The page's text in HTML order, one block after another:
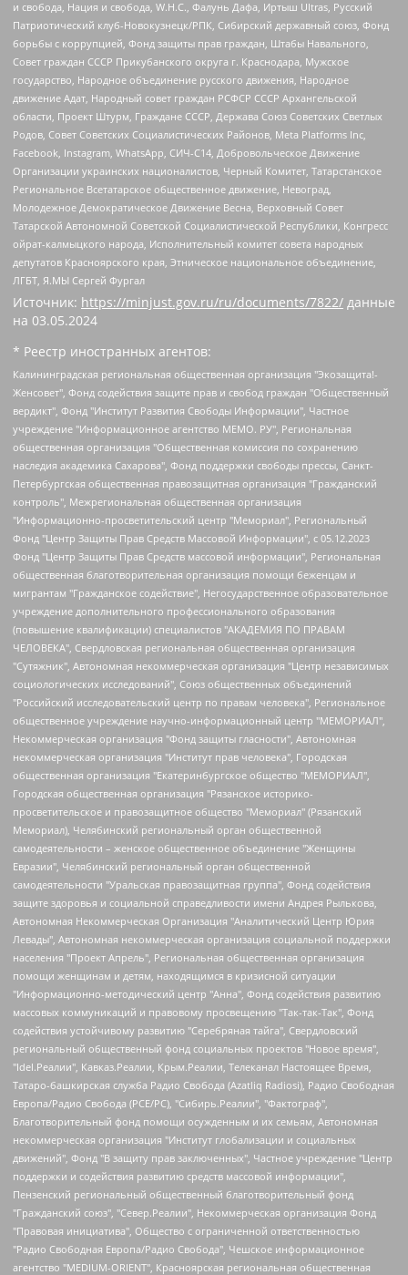
и свобода, Нация и свобода, W.H.С., Фалунь Дафа, Иртыш Ultras, Русский
Патриотический клуб-Новокузнецк/РПК, Сибирский державный союз, Фонд
борьбы с коррупцией, Фонд защиты прав граждан, Штабы Навального,
Совет граждан СССР Прикубанского округа г. Краснодара, Мужское
государство, Народное объединение русского движения, Народное
движение Адат, Народный совет граждан РСФСР СССР Архангельской
области, Проект Штурм, Граждане СССР, Держава Союз Советских Светлых
Родов, Совет Советских Социалистических Районов, Meta Platforms Inc,
Facebook, Instagram, WhatsApp, СИЧ-С14, Добровольческое Движение
Организации украинских националистов, Черный Комитет, Татарстанское
Региональное Всетатарское общественное движение, Невоград,
Молодежное Демократическое Движение Весна, Верховный Совет
Татарской Автономной Советской Социалистической Республики, Конгресс
ойрат-калмыцкого народа, Исполнительный комитет совета народных
депутатов Красноярского края, Этническое национальное объединение,
ЛГБТ, Я.МЫ Сергей Фургал
Источник: https://minjust.gov.ru/ru/documents/7822/ данные
на 03.05.2024
* Реестр иностранных агентов:
Калининградская региональная общественная организация "Экозащита!-Женсовет", Фонд содействия защите прав и свобод граждан "Общественный вердикт", Фонд "Институт Развития Свободы Информации", Частное учреждение "Информационное агентство МЕМО. РУ", Региональная общественная организация "Общественная комиссия по сохранению наследия академика Сахарова", Фонд поддержки свободы прессы, Санкт-Петербургская общественная правозащитная организация "Гражданский контроль", Межрегиональная общественная организация "Информационно-просветительский центр "Мемориал", Региональный Фонд "Центр Защиты Прав Средств Массовой Информации", с 05.12.2023 Фонд "Центр Защиты Прав Средств массовой информации", Региональная общественная благотворительная организация помощи беженцам и мигрантам "Гражданское содействие", Негосударственное образовательное учреждение дополнительного профессионального образования (повышение квалификации) специалистов "АКАДЕМИЯ ПО ПРАВАМ ЧЕЛОВЕКА", Свердловская региональная общественная организация "Сутяжник", Автономная некоммерческая организация "Центр независимых социологических исследований", Союз общественных объединений "Российский исследовательский центр по правам человека", Региональное общественное учреждение научно-информационный центр "МЕМОРИАЛ", Некоммерческая организация "Фонд защиты гласности", Автономная некоммерческая организация "Институт прав человека", Городская общественная организация "Екатеринбургское общество "МЕМОРИАЛ", Городская общественная организация "Рязанское историко-просветительское и правозащитное общество "Мемориал" (Рязанский Мемориал), Челябинский региональный орган общественной самодеятельности – женское общественное объединение "Женщины Евразии", Челябинский региональный орган общественной самодеятельности "Уральская правозащитная группа", Фонд содействия защите здоровья и социальной справедливости имени Андрея Рылькова, Автономная Некоммерческая Организация "Аналитический Центр Юрия Левады", Автономная некоммерческая организация социальной поддержки населения "Проект Апрель", Региональная общественная организация помощи женщинам и детям, находящимся в кризисной ситуации "Информационно-методический центр "Анна", Фонд содействия развитию массовых коммуникаций и правовому просвещению "Так-так-Так", Фонд содействия устойчивому развитию "Серебряная тайга", Свердловский региональный общественный фонд социальных проектов "Новое время", "Idel.Реалии", Кавказ.Реалии, Крым.Реалии, Телеканал Настоящее Время, Татаро-башкирская служба Радио Свобода (Azatliq Radiosi), Радио Свободная Европа/Радио Свобода (PCE/PC), "Сибирь.Реалии", "Фактограф", Благотворительный фонд помощи осужденным и их семьям, Автономная некоммерческая организация "Институт глобализации и социальных движений", Фонд "В защиту прав заключенных", Частное учреждение "Центр поддержки и содействия развитию средств массовой информации", Пензенский региональный общественный благотворительный фонд "Гражданский союз", "Север.Реалии", Некоммерческая организация Фонд "Правовая инициатива", Общество с ограниченной ответственностью "Радио Свободная Европа/Радио Свобода", Чешское информационное агентство "MEDIUM-ORIENT", Красноярская региональная общественная организация "Мы против СПИДа", Камалягин Денис Николаевич, Маркелов Сергей Евгеньевич, Пономарев Лев Александрович, Савицкая Людмила Алексеевна, Автономная некоммерческая организация "Центр по работе с проблемой насилия "НАСИЛИЮ.НЕТ", Межрегиональный профессиональный союз работников здравоохранения "Альянс врачей", Юридическое лицо, зарегистрированное в Латвийской Республике, SIA "Medusa Project" (регистрационный номер 40103797863, дата регистрации 10.06.2014), Некоммерческая организация "Фонд по борьбе с коррупцией", Автономная некоммерческая организация "Институт права и публичной политики", Баданин Роман Сергеевич, Гликин Максим Александрович, Железнова Мария Михайловна, Лукьянова Юлия Сергеевна, Маетная Елизавета Витальевна, Маняхин Петр Борисович, Чуракова Ольга Владимировна, Ярош Юлия Петровна, Юридическое лицо "The Insider SIA", зарегистрированное в Риге, Латвийская Республика (дата регистрации 26.06.2015), являющееся администратором доменного имени интернет-издания "The Insider SIA", https://theins.ru, Постернак Алексей Евгеньевич, Рубин Михаил Аркадьевич, Анин Роман Александрович, Юридическое лицо Istories fonds, зарегистрированное в Латвийской Республике (регистрационный номер 50008295751, дата регистрации 24.02.2020), Великовский Дмитрий Александрович, Долинина Ирина Николаевна, Мароховская Алеся Алексеевна, Шлейнов Роман Юрьевич, Шмагун Олеся Валентиновна, Общество с ограниченной ответственностью "Альтаир 2021", Общество с ограниченной ответственностью "Вега 2021", Общество с ограниченной ответственностью "Главный редактор 2021", Общество с ограниченной ответственностью "Ромашки монолит", Важенков Артем Валерьевич, Ивановская областная общественная организация "Центр гендерных исследований", Гурман Юрий Альбертович, Медиапроект "ОВД-Инфо", Егоров Владимир Владимирович, Жилинский Владимир Александрович, Общество с ограниченной ответственностью "ЗП", Иванова София Юрьевна, Карезина Инна Павловна, Кильтау Екатерина Викторовна, Петров Алексей Викторович, Пискунов Сергей Евгеньевич, Смирнов Сергей Сергеевич, Тихонов Михаил Сергеевич, Общество с ограниченной ответственностью "ЖУРНАЛИСТ-ИНОСТРАННЫЙ АГЕНТ", Арапова Галина Юрьевна, Вольтская Татьяна Анатольевна, Американская компания "Mason G.E.S. Anonymous Foundation" (США), являющаяся владельцем интернет-издания https://mnews.world/, Компания "Stichting Bellingcat", зарегистрированная в Нидерландах (дата регистрации 11.07.2018), Захаров Андрей Вячеславович, Клепиковская Екатерина Дмитриевна, Общество с ограниченной ответственностью "МЕМО", Перл Роман Александрович, Симонов Евгений Алексеевич, Соловьева Елена Анатольевна, Сотников Даниил Владимирович, Сурначева Елизавета Дмитриевна, Автономная некоммерческая организация по защите прав человека и информированию населения "Якутия – Наше Мнение", Общество с ограниченной ответственностью "Москоу диджитал медиа", с 26.01.2023 Общество с ограниченной ответственностью "Чайка Белые сады", Ветошкина Валерия Валерьевна, Заговора Максим Александрович, Межрегиональное общественное движение "Российская ЛГБТ - сеть", Оленичев Максим Владимирович, Павлов Иван Юрьевич, Скворцова Елена Сергеевна, Общество с ограниченной ответственностью "Как бы инагент", Кочетков Игорь Викторович, Общество с ограниченной ответственностью "Честные выборы", Еланчик Олег Александрович, Общество с ограниченной ответственностью "Нобелевский призыв", Гималова Регина Эмилевна, Григорьев Андрей Валерьевич, Григорьева Алина Александровна, Ассоциация по содействию защите прав призывников, альтернативнослужащих и военнослужащих "Правозащитная группа "Гражданин.Армия.Право", Хисамова Регина Фаритовна, Автономная некоммерческая организация по реализации социально-правовых программ "Лилит", Дальневосточное общественное движение "Маяк", Санкт-Петербургская ЛГБТ-инициативная группа "Выход", Инициативная группа ЛГБТ+ "Реверс", Алексеев Андрей Викторович, Бекбулатова Таисия Львовна, Беляев Иван Михайлович, Владыкина Елена Сергеевна, Гельман Марат Александрович, Никульшина Вероника Юрьевна, Толоконникова Надежда Андреевна, Шендерович Виктор Анатольевич, Общество с ограниченной ответственностью "Данное сообщение", Общество с ограниченной ответственностью Издательский дом "Новая глава", Айнбиндер Александра Александровна, Московский комьюнити-центр для ЛГБТ+инициатив, Благотворительный фонд развития филантропии, Deutsche Welle (Германия, Kurt-Schumacher-Strasse 3, 53113 Bonn), Борзунова Мария Михайловна, Воробьев Виктор Викторович, Голубева Анна Львовна, Константинова Алла Михайловна, Малкова Ирина Владимировна, Мурадов Мурад Абдулгалимович, Осетинская Елизавета Николаевна, Понасенков Евгений Николаевич, Ганапольский Матвей Юрьевич, Киселев Евгений Алексеевич, Борухович Ирина Григорьевна, Дремин Иван Тимофеевич, Дубровский Дмитрий Викторович, Красноярская региональная общественная организация поддержки и развития альтернативных образовательных технологий и межкультурных коммуникаций "ИНТЕРРА", Маяковская Екатерина Алексеевна, Фейгин Марк Захарович, Филимонов Андрей Викторович, Дзугкоева Регина Николаевна, Доброхотов Роман Александрович, Дудь Юрий Александрович, Елкин Сергей Владимирович, Кругликов Кирилл Игоревич, Сабунаева Мария Леонидовна, Семенов Алексей Владимирович, Шаинян Карен Багратович, Шульман Екатерина Михайловна, Асафьев Артур Валерьевич, Вахштайн Виктор Семенович, Венедиктов Алексей Алексеевич, Лушникова Екатерина Евгеньевна, Волков Леонид Михайлович, Невзоров Александр Глебович, Пархоменко Сергей Борисович, Сироткин Ярослав Николаевич, Кара-Мурза Владимир Владимирович, Баранова Наталья Владимировна, Гозман Леонид Яковлевич, Кагарлицкий Борис Юльевич, Климарев Михаил Валерьевич, Милов Владимир Станиславович, Автономная некоммерческая организация Краснодарский центр современного искусства "Типография", Моргенштерн Алишер Тагирович, Соболь Любовь Эдуардовна, Общество с ограниченной ответственностью "ЛИЗА НОРМ", Каспаров Гарри Кимович, Ходорковский Михаил Борисович, Общество с ограниченной ответственностью "Апрельские тезисы", Данилович Ирина Брониславовна, Кашин Олег Владимирович, Петров Николай Владимирович, Пивоваров Алексей Владимирович, Соколов Михаил Владимирович, Цветкова Юлия Владимировна, Чичваркин Евгений Александрович, Комитет против пыток/Команда против пыток, Общество с ограниченной ответственностью "Первый научный", Общество с ограниченной ответственностью "Вертолет и ко", Белоцерковская Вероника Борисовна, Кац Максим Евгеньевич, Лазарева Татьяна Юрьевна, Шаведдинов Руслан Табризович, Яшин Илья Валерьевич, Общество с ограниченной ответственностью "Иноагент ААВ", Алешковский Дмитрий Петрович, Альбац Евгения Марковна, Быков Дмитрий Львович, Галямина Юлия Евгеньевна, Лойко Сергей Леонидович, Мартынов Кирилл Константинович, Медведев Сергей Александрович, Крашенинников Федор Геннадиевич, Гордеева Катерина Вл